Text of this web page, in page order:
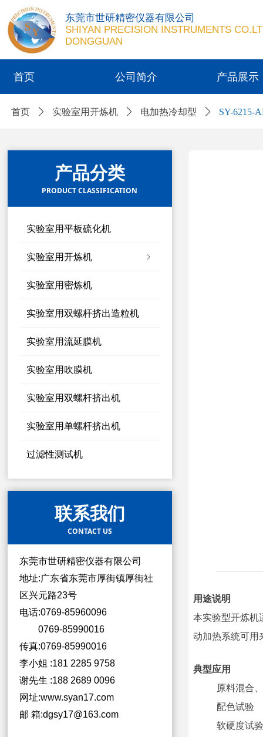
东莞市世研精密仪器有限公司
SHIYAN PRECISION INSTRUMENTS
DONGGUAN
首页 公司简介 产品展示
用途说明
本实验型开炼机
动加热系统可用
典型应用
原料混合
配色试验
软硬度试验
首页 ꄲ 实验室用开炼机 ꄲ 电加热冷却型 ꄲ SY-6215-
实验室用平板硫化机
ꁇ
实验室用开炼机
实验室用密炼机
实验室用双螺杆挤出造粒机
实验室用流延膜机
实验室用吹膜机
实验室用双螺杆挤出机
实验室用单螺杆挤出机
过滤性测试机
产品分类
PRODUCT CLASSIFICATION
东莞市世研精密仪器有限公司
地址:广东省东莞市厚街镇厚街社
区兴元路23号
电话:0769-85960096
0769-85990016
传真:0769-85990016
李小姐 :181 2285 9758
谢先生 :188 2689 0096
网址:www.syan17.com
邮 箱:dgsy17@163.com
联系我们
CONTACT US